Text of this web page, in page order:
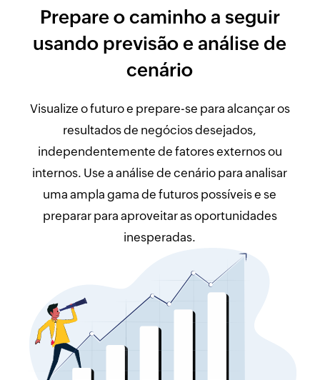
Prepare o caminho a seguir
usando previsão e análise de
cenário
Visualize o futuro e prepare-se para alcançar os
resultados de negócios desejados,
independentemente de fatores externos ou
internos. Use a análise de cenário para analisar
uma ampla gama de futuros possíveis e se
preparar para aproveitar as oportunidades
inesperadas.